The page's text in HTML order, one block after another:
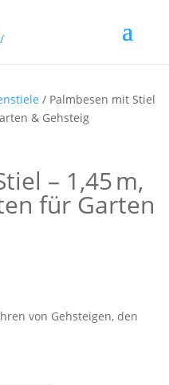
/ Palmbesen mit Stiel
& Gehsteig
– 1,45 m,
für Garten
von Gehsteigen, den